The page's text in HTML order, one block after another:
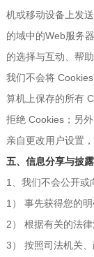
机或移动设备上发
的域中的Web服务
的选择与互动、帮
我们不会将
算机上保存的所有
拒绝 Cookies；另
亲自更改用户设置
五、信息分享与披露
1、我们不会公开或
1） 事先获得您的
2） 根据有关的法
3） 按照司法机关